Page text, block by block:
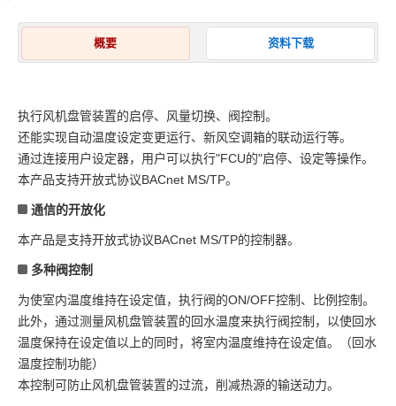
概要 资料下载
执行风机盘管装置的启停、风量切换、阀控制。
还能实现自动温度设定变更运行、新风空调箱的联动运行等。
通过连接用户设定器，用户可以执行"FCU的"启停、设定等操作。
本产品支持开放式协议BACnet MS/TP。
通信的开放化
本产品是支持开放式协议BACnet MS/TP的控制器。
多种阀控制
为使室内温度维持在设定值，执行阀的ON/OFF控制、比例控制。
此外，通过测量风机盘管装置的回水温度来执行阀控制，以使回水
温度保持在设定值以上的同时，将室内温度维持在设定值。（回水
温度控制功能）
本控制可防止风机盘管装置的过流，削减热源的输送动力。